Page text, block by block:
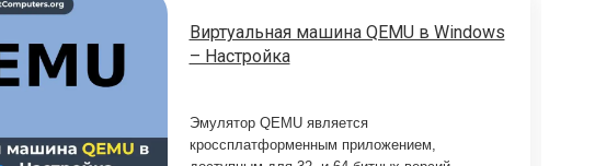
Виртуальная машина QEMU в Windows
– Настройка
Эмулятор QEMU является
кроссплатформенным приложением,